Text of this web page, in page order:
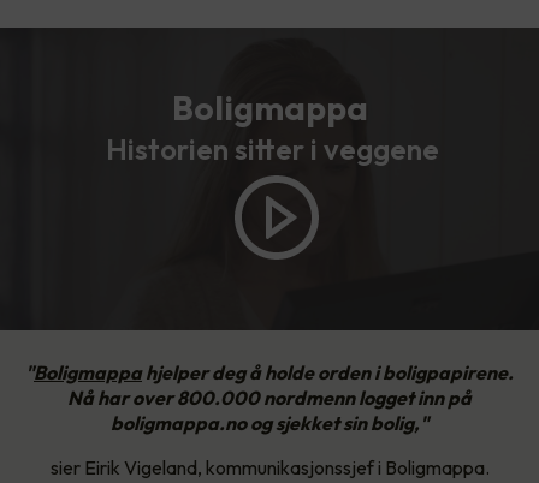
Boligmappa
Historien sitter i veggene
"Boligmappahjelper deg å holde orden i boligpapirene.
Nå har over 800.000 nordmenn logget inn på
boligmappa.no og sjekket sin bolig,"
sier Eirik Vigeland, kommunikasjonssjef i Boligmappa.